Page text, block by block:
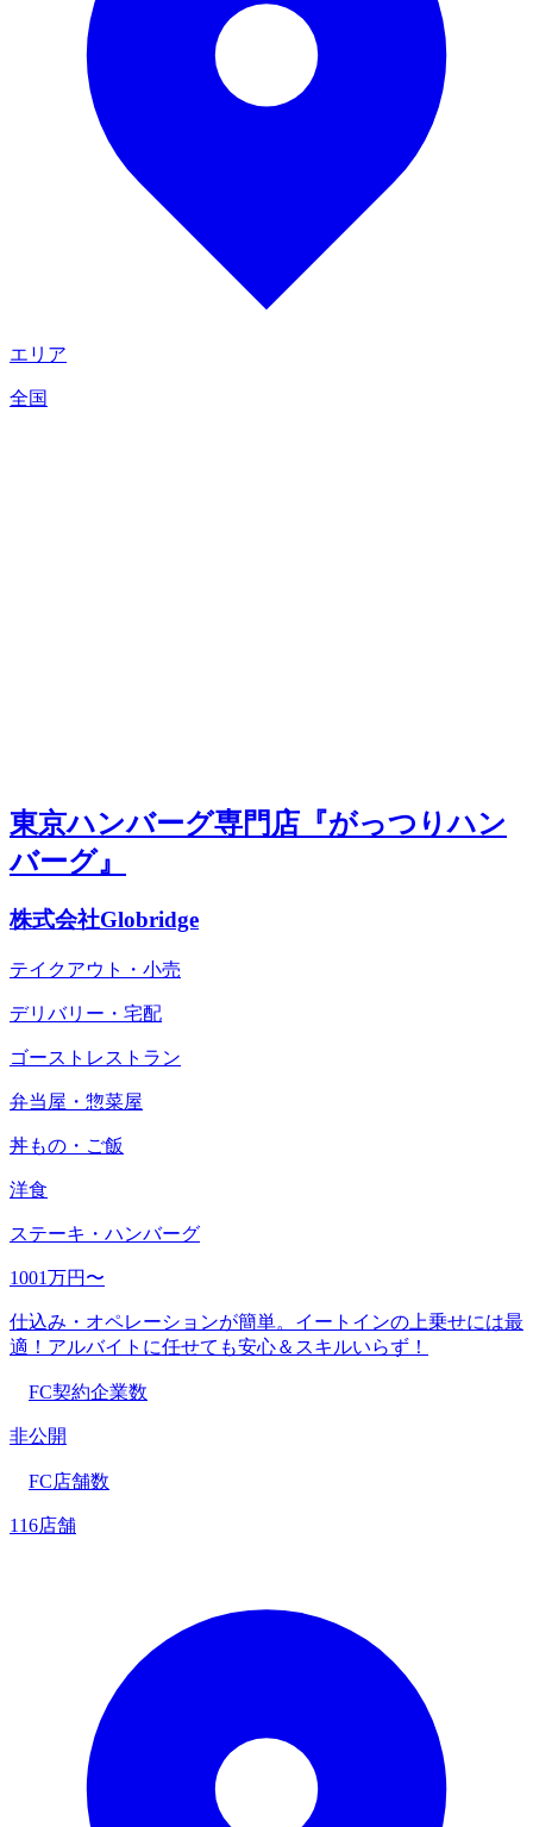
エリア
全国
東京ハンバーグ専門店『がっつりハン
バーグ』
株式会社Globridge
テイクアウト・小売
デリバリー・宅配
ゴーストレストラン
弁当屋・惣菜屋
丼もの・ご飯
洋食
ステーキ・ハンバーグ
1001万円〜
仕込み・オペレーションが簡単。イートインの上乗せには最
適！アルバイトに任せても安心＆スキルいらず！
FC契約企業数
非公開
FC店舗数
116店舗